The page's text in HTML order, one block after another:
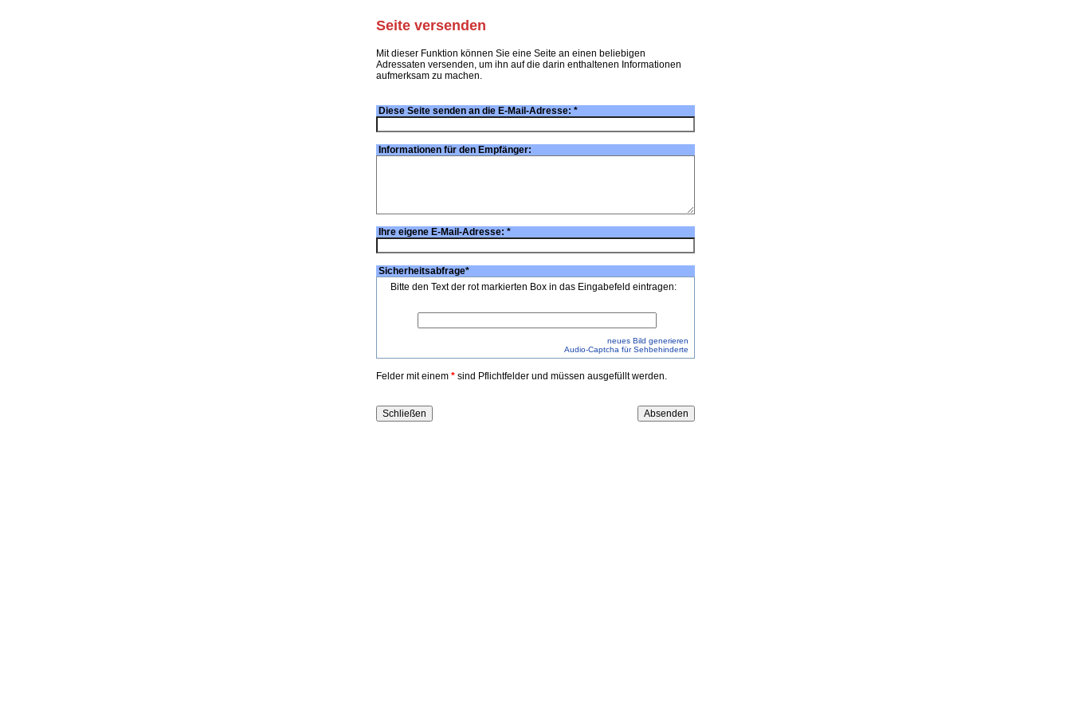
Seite versenden
Mit dieser Funktion können Sie eine Seite an einen beliebigen
Adressaten versenden, um ihn auf die darin enthaltenen Informationen
aufmerksam zu machen.
Diese Seite senden an die E-Mail-Adresse: *
Informationen für den Empfänger:
Ihre eigene E-Mail-Adresse: *
Sicherheitsabfrage*
Bitte den Text der rot markierten Box in das Eingabefeld eintragen:
neues Bild generieren
Audio-Captcha für Sehbehinderte
Felder mit einem * sind Pflichtfelder und müssen ausgefüllt werden.